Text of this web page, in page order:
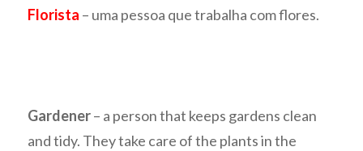
Florista – uma pessoa que trabalha com flores.
Gardener– a person that keeps gardens clean
and tidy. They take care of the plants in the